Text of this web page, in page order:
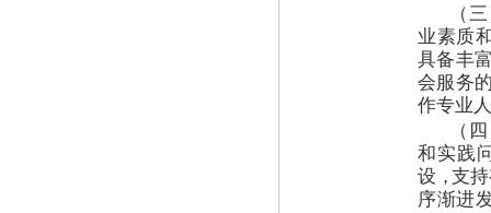
（ 三
业素质
具备丰
会服务
作专业
（ 四
和实践
设 ， 支
序渐进